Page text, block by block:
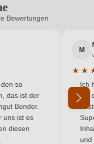
Käse, Salat, Spargel
Qualitätswein
Silvaner
Kunde?
Passwort vergessen
Bewertung von 4.7
Bewertungen
von 5 von 5 Sternen
so
das ist der
Bender.
uns ist es
diesen
M
★ ★
Ich
mit
und